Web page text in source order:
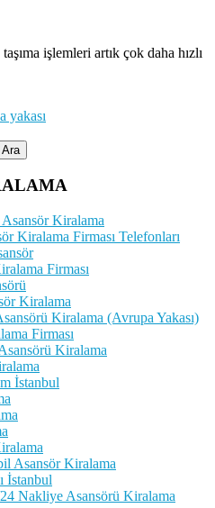
işlemleri artık çok daha hızlı
Ara
Kiralama
Kiralama Firması Telefonları
Firması
Kiralama
Kiralama (Avrupa Yakası)
Firması
Kiralama
İstanbul
Asansör Kiralama
İstanbul
Nakliye Asansörü Kiralama